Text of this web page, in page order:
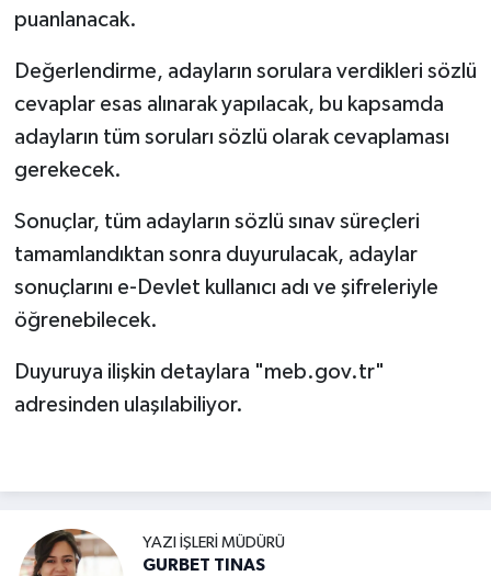
puanlanacak.
Değerlendirme, adayların sorulara verdikleri sözlü
cevaplar esas alınarak yapılacak, bu kapsamda
adayların tüm soruları sözlü olarak cevaplaması
gerekecek.
Sonuçlar, tüm adayların sözlü sınav süreçleri
tamamlandıktan sonra duyurulacak, adaylar
sonuçlarını e-Devlet kullanıcı adı ve şifreleriyle
öğrenebilecek.
Duyuruya ilişkin detaylara "meb.gov.tr"
adresinden ulaşılabiliyor.
YAZI İŞLERI MÜDÜRÜ
GURBET TINAS